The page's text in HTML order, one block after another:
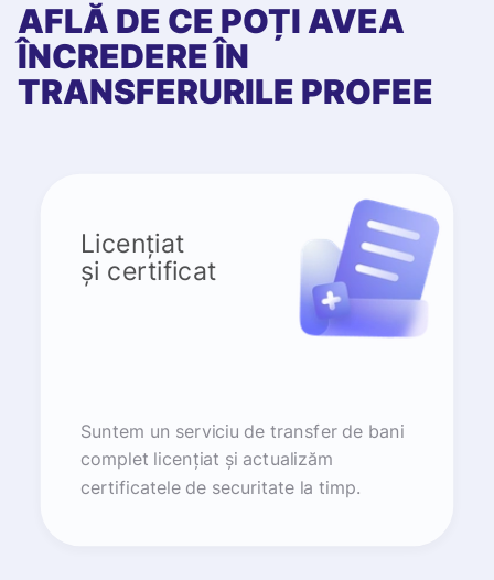
AFLĂ DE CE POȚI AVEA
ÎNCREDERE ÎN
TRANSFERURILE PROFEE
Licențiat
și certificat
Suntem un serviciu de transfer de bani
complet licențiat și actualizăm
certificatele de securitate la timp.